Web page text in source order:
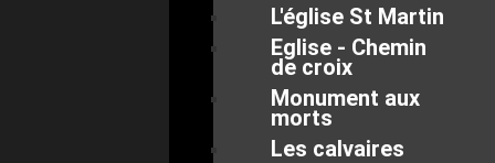
L'église St Martin
Eglise - Chemin
de croix
Monument aux
morts
Les calvaires